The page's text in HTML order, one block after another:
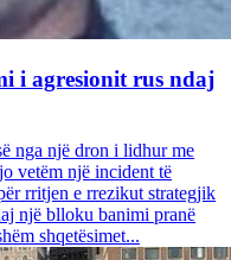
i agresionit rus ndaj
nga një dron i lidhur me
vetëm një incident të
rritjen e rrezikut strategjik
një blloku banimi pranë
shqetësimet...